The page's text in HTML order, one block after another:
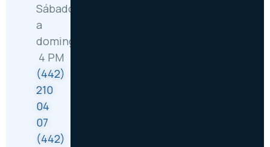
Sábado
a
domingo: 8 AM –
4 PM
(442)
210
04
07
(442)